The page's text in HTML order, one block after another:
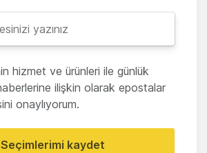
hizmet ve ürünleri ile günlük
ilişkin olarak epostalar
onaylıyorum.
Seçimlerimi kaydet